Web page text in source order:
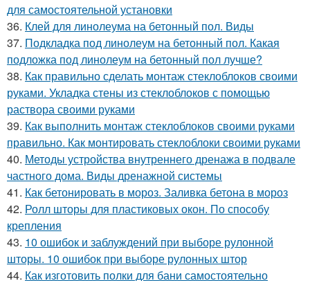
для самостоятельной установки
36. Клей для линолеума на бетонный пол. Виды
37. Подкладка под линолеум на бетонный пол. Какая
подложка под линолеум на бетонный пол лучше?
38. Как правильно сделать монтаж стеклоблоков своими
руками. Укладка стены из стеклоблоков с помощью
раствора своими руками
39. Как выполнить монтаж стеклоблоков своими руками
правильно. Как монтировать стеклоблоки своими руками
40. Методы устройства внутреннего дренажа в подвале
частного дома. Виды дренажной системы
41. Как бетонировать в мороз. Заливка бетона в мороз
42. Ролл шторы для пластиковых окон. По способу
крепления
43. 10 ошибок и заблуждений при выборе рулонной
шторы. 10 ошибок при выборе рулонных штор
44. Как изготовить полки для бани самостоятельно